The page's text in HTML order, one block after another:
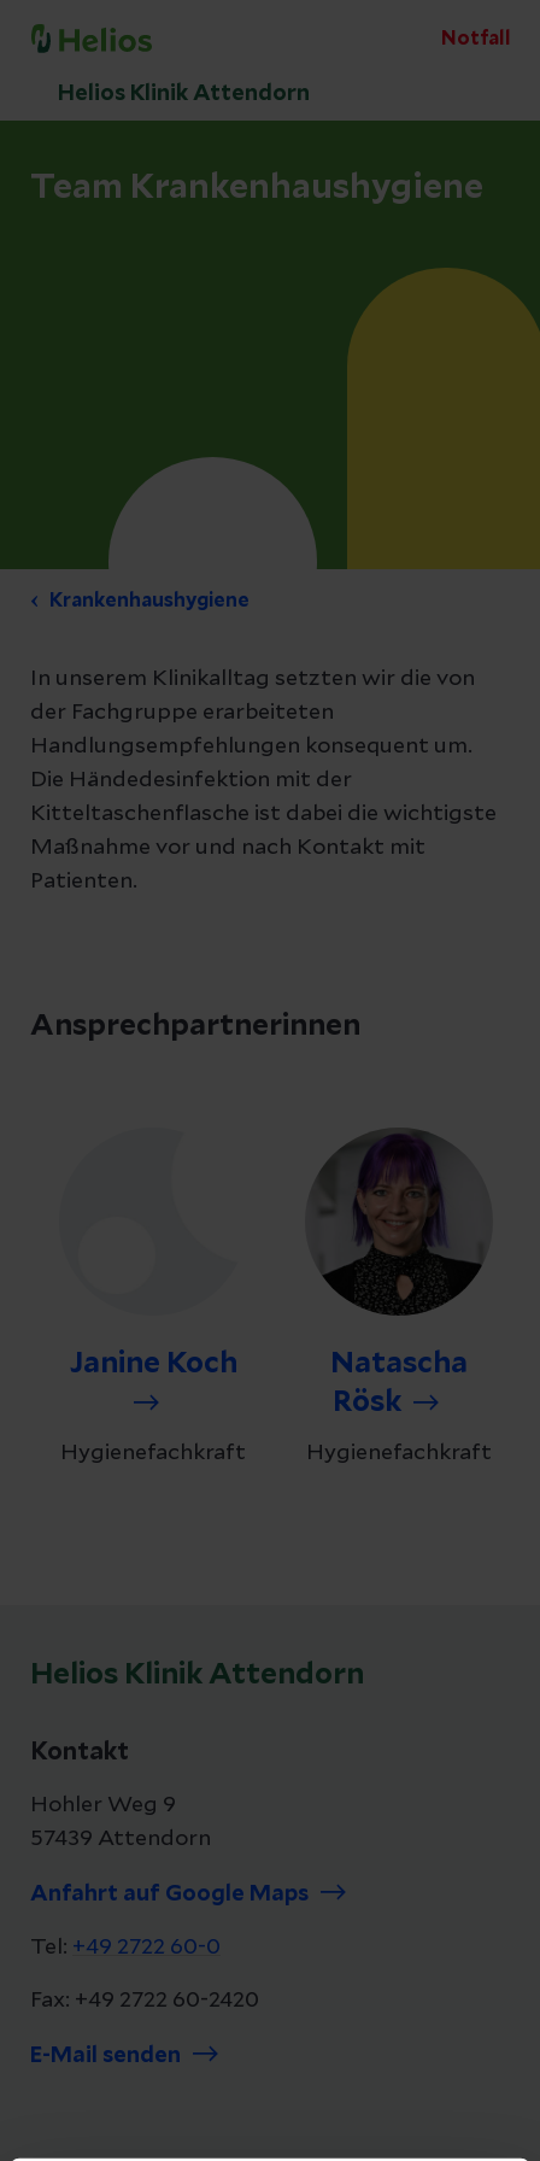
Notfall
Helios Klinik Attendorn
Team Krankenhaushygiene
Krankenhaushygiene
In unserem Klinikalltag setzten wir die von
der Fachgruppe erarbeiteten
Handlungsempfehlungen konsequent um.
Die Händedesinfektion mit der
Kitteltaschenflasche ist dabei die wichtigste
Maßnahme vor und nach Kontakt mit
Patienten.
Ansprechpartnerinnen
Janine Koch
Hygienefachkraft
Natascha
Rösk
Hygienefachkraft
Helios Klinik Attendorn
Kontakt
Hohler Weg 9
57439 Attendorn
Anfahrt auf Google Maps
Tel: +49 2722 60-0
Fax: +49 2722 60-2420
E-Mail senden